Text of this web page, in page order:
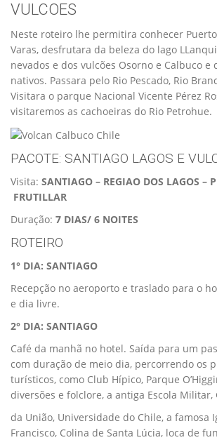
VULCOES
Neste roteiro lhe permitira conhecer
Varas, desfrutara da beleza do lago
nevados e dos vulcões Osorno e Calbuco e
nativos. Passara pelo Rio Pescado, Rio
Visitara o parque Nacional Vicente Pérez
visitaremos as cachoeiras do Rio Petrohue.
PACOTE: SANTIAGO LAGOS E
Visita: SANTIAGO – REGIAO DOS LAGOS –
FRUTILLAR
Duração: 7 DIAS/ 6 NOITES
ROTEIRO
1° DIA: SANTIAGO
Recepção no aeroporto e traslado para o
e dia livre.
2° DIA: SANTIAGO
Café da manhã no hotel. Saída para um
com duração de meio dia, percorrendo os
turísticos, como Club Hípico, Parque
diversões e folclore, a antiga Escola Militar,
da União, Universidade do Chile, a famosa
Francisco, Colina de Santa Lúcia, loca de